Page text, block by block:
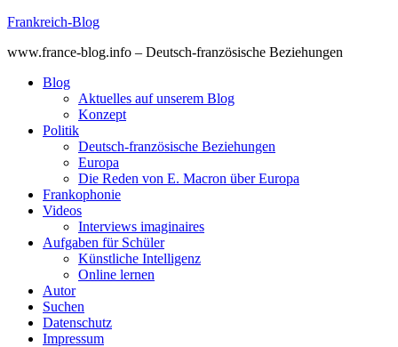
Skip
content
Frankreich-Blog
www.france-blog.info – Deutsch-französische Beziehungen
Blog
Aktuelles auf unserem Blog
Konzept
Politik
Deutsch-französische Beziehungen
Europa
Die Reden von E. Macron über Europa
Frankophonie
Videos
Interviews imaginaires
Aufgaben für Schüler
Künstliche Intelligenz
Online lernen
Autor
Suchen
Datenschutz
Impressum